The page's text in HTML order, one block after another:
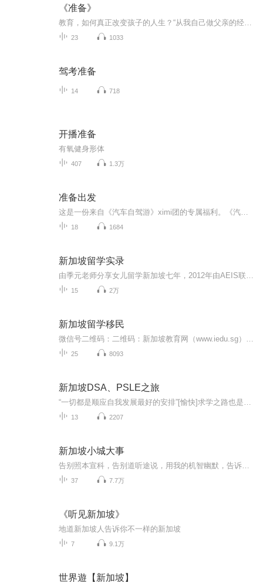
《准备》
23 1033
驾考准备
14 718
开播准备
有氧健身形体
407 1.3万
准备出发
18 1684
新加坡留学实录
15 2万
新加坡留学移民
25 8093
新加坡DSA、PSLE之旅
13 2207
新加坡小城大事
37 7.7万
《听见新加坡》
地道新加坡人告诉你不一样的新加坡
7 9.1万
世界遊【新加坡】